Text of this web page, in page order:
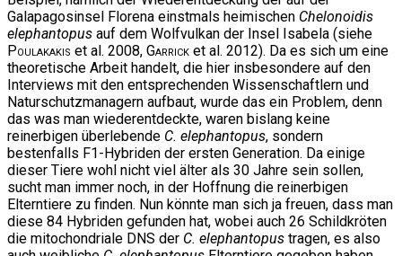
Galapagosinsel Florena einstmals heimischen Chelonoidis
elephantopus auf dem Wolfvulkan der Insel Isabela (siehe
Poulakakis et al. 2008, Garrick et al. 2012). Da es sich um eine
theoretische Arbeit handelt, die hier insbesondere auf den
Interviews mit den entsprechenden Wissenschaftlern und
Naturschutzmanagern aufbaut, wurde das ein Problem, denn
das was man wiederentdeckte, waren bislang keine
reinerbigen überlebende C. elephantopus, sondern
bestenfalls F1-Hybriden der ersten Generation. Da einige
dieser Tiere wohl nicht viel älter als 30 Jahre sein sollen,
sucht man immer noch, in der Hoffnung die reinerbigen
Elterntiere zu finden. Nun könnte man sich ja freuen, dass man
diese 84 Hybriden gefunden hat, wobei auch 26 Schildkröten
die mitochondriale DNS der C. elephantopus tragen, es also